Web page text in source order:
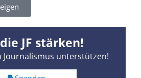
JF stärken!
Journalismus unterstützen!